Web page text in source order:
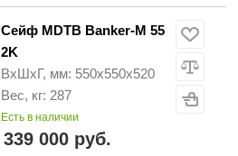
Сейф MDTB Banker-M 55
2K
ВхШхГ, мм: 550х550х520
Вес, кг: 287
Есть в наличии
339 000 руб.